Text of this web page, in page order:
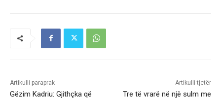
Artikulli paraprak
Gëzim Kadriu: Gjithçka që
Artikulli tjetër
Tre të vrarë në një sulm me